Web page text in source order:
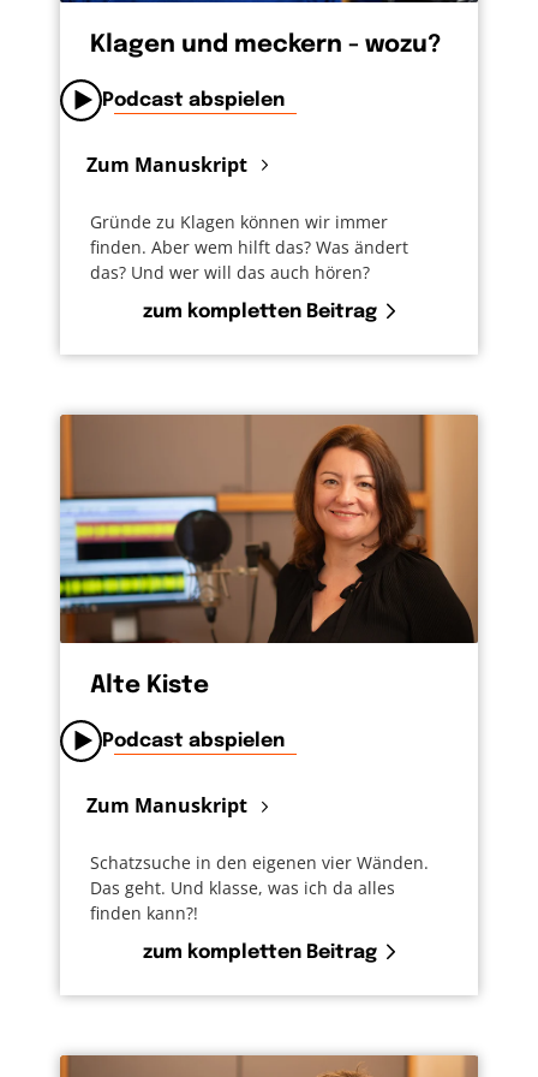
Klagen und meckern - wozu?
Podcast abspielen
Zum Manuskript
Gründe zu Klagen können wir immer
finden. Aber wem hilft das? Was ändert
das? Und wer will das auch hören?
zum kompletten Beitrag
Alte Kiste
Podcast abspielen
Zum Manuskript
Schatzsuche in den eigenen vier Wänden.
Das geht. Und klasse, was ich da alles
finden kann?!
zum kompletten Beitrag